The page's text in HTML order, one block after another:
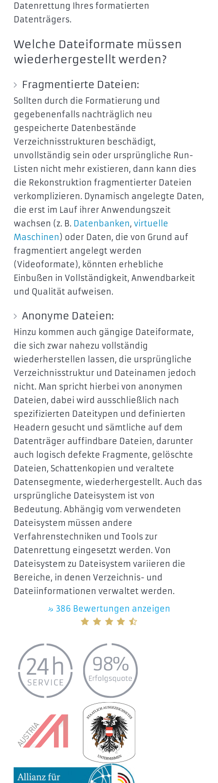
Datenrettung Ihres formatierten
Datenträgers.
Welche Dateiformate müssen
wiederhergestellt werden?
Fragmentierte Dateien:
Sollten durch die Formatierung und
gegebenenfalls nachträglich neu
gespeicherte Datenbestände
Verzeichnisstrukturen beschädigt,
unvollständig sein oder ursprüngliche Run-
Listen nicht mehr existieren, dann kann dies
die Rekonstruktion fragmentierter Dateien
verkomplizieren. Dynamisch angelegte Daten,
die erst im Lauf ihrer Anwendungszeit
wachsen (z. B. Datenbanken, virtuelle
Maschinen ) oder Daten, die von Grund auf
fragmentiert angelegt werden
(Videoformate), könnten erhebliche
Einbußen in Vollständigkeit, Anwendbarkeit
und Qualität aufweisen.
Anonyme Dateien:
Hinzu kommen auch gängige Dateiformate,
die sich zwar nahezu vollständig
wiederherstellen lassen, die ursprüngliche
Verzeichnisstruktur und Dateinamen jedoch
nicht. Man spricht hierbei von anonymen
Dateien, dabei wird ausschließlich nach
spezifizierten Dateitypen und definierten
Headern gesucht und sämtliche auf dem
Datenträger auffindbare Dateien, darunter
auch logisch defekte Fragmente, gelöschte
Dateien, Schattenkopien und veraltete
Datensegmente, wiederhergestellt. Auch das
ursprüngliche Dateisystem ist von
Bedeutung. Abhängig vom verwendeten
Dateisystem müssen andere
Verfahrenstechniken und Tools zur
Datenrettung eingesetzt werden. Von
Dateisystem zu Dateisystem variieren die
Bereiche, in denen Verzeichnis- und
Dateiinformationen verwaltet werden.
» 386 Bewertungen anzeigen